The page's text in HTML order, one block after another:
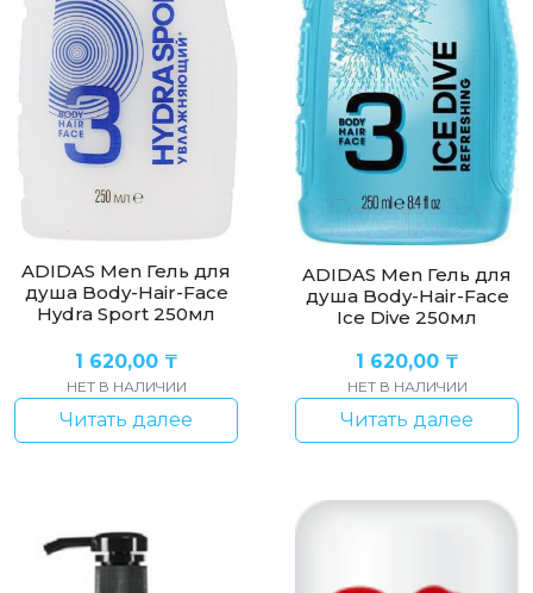
ADIDAS Men Гель для
душа Body-Hair-Face
Hydra Sport 250мл
1 620,00 ₸
НЕТ В НАЛИЧИИ
Читать далее
ADIDAS Men Гель для
душа Body-Hair-Face
Ice Dive 250мл
1 620,00 ₸
НЕТ В НАЛИЧИИ
Читать далее